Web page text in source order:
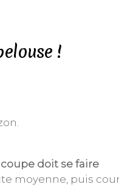
!
doit se faire
moyenne, puis